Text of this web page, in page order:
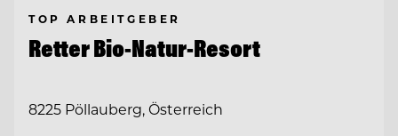
TOP ARBEITGEBER
Retter Bio-Natur-Resort
8225 Pöllauberg, Österreich